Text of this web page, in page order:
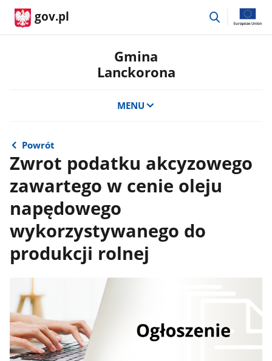
gov.pl
przejdź
Gmina
Lanckorona
MENU
Powrót
Zwrot podatku akcyzowego
zawartego w cenie oleju
napędowego
wykorzystywanego do
produkcji rolnej